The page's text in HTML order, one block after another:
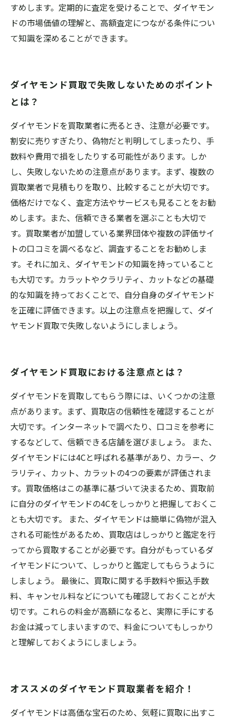
すめします。定期的に査定を受けることで、ダイヤモン
ドの市場価値の理解と、高額査定につながる条件につい
て知識を深めることができます。
ダイヤモンド買取で失敗しないためのポイント
とは？
ダイヤモンドを買取業者に売るとき、注意が必要です。
割安に売りすぎたり、偽物だと判明してしまったり、手
数料や費用で損をしたりする可能性があります。しか
し、失敗しないための注意点があります。まず、複数の
買取業者で見積もりを取り、比較することが大切です。
価格だけでなく、査定方法やサービスも見ることをお勧
めします。また、信頼できる業者を選ぶことも大切で
す。買取業者が加盟している業界団体や複数の評価サイ
トの口コミを調べるなど、調査することをお勧めしま
す。それに加え、ダイヤモンドの知識を持っていること
も大切です。カラットやクラリティ、カットなどの基礎
的な知識を持っておくことで、自分自身のダイヤモンド
を正確に評価できます。以上の注意点を把握して、ダイ
ヤモンド買取で失敗しないようにしましょう。
ダイヤモンド買取における注意点とは？
ダイヤモンドを買取してもらう際には、いくつかの注意
点があります。まず、買取店の信頼性を確認することが
大切です。インターネットで調べたり、口コミを参考に
するなどして、信頼できる店舗を選びましょう。 また、
ダイヤモンドには4Cと呼ばれる基準があり、カラー、ク
ラリティ、カット、カラットの4つの要素が評価されま
す。買取価格はこの基準に基づいて決まるため、買取前
に自分のダイヤモンドの4Cをしっかりと把握しておくこ
とも大切です。 また、ダイヤモンドは簡単に偽物が混入
される可能性があるため、買取店はしっかりと鑑定を行
ってから買取することが必要です。自分がもっているダ
イヤモンドについて、しっかりと鑑定してもらうように
しましょう。 最後に、買取に関する手数料や振込手数
料、キャンセル料などについても確認しておくことが大
切です。これらの料金が高額になると、実際に手にする
お金は減ってしまいますので、料金についてもしっかり
と理解しておくようにしましょう。
オススメのダイヤモンド買取業者を紹介！
ダイヤモンドは高価な宝石のため、気軽に買取に出すこ